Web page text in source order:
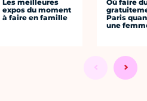
Les meilleures
expos du moment
à faire en famille
Où faire
Paris
une